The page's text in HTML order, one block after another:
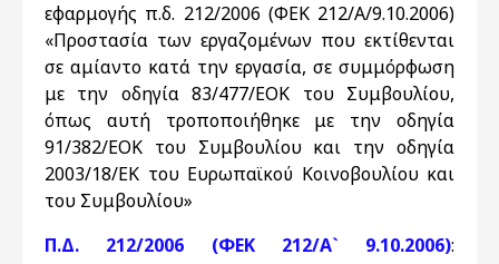
εφαρμογής π.δ. 212/2006 (ΦΕΚ 212/Α/9.10.2006)
«Προστασία των εργαζομένων που εκτίθενται
σε αμίαντο κατά την εργασία, σε συμμόρφωση
με την οδηγία 83/477/ΕΟΚ του Συμβουλίου,
όπως αυτή τροποποιήθηκε με την οδηγία
91/382/ΕΟΚ του Συμβουλίου και την οδηγία
2003/18/ΕΚ του Ευρωπαϊκού Κοινοβουλίου και
του Συμβουλίου»
Π.Δ. 212/2006 (ΦΕΚ 212/Α` 9.10.2006):